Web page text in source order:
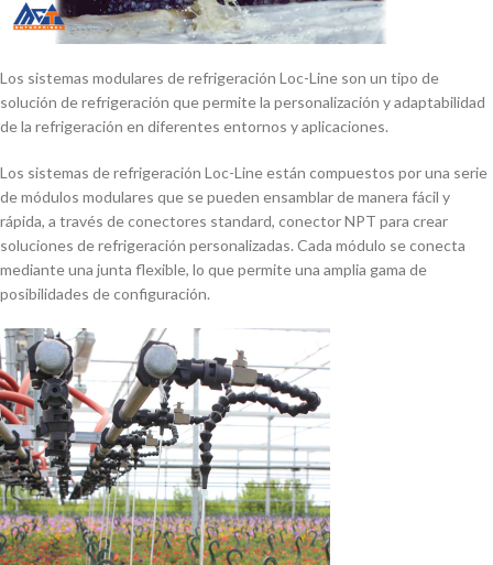
Los sistemas modulares de refrigeración Loc-Line son un tipo de
solución de refrigeración que permite la personalización y adaptabilidad
de la refrigeración en diferentes entornos y aplicaciones.
Los sistemas de refrigeración Loc-Line están compuestos por una serie
de módulos modulares que se pueden ensamblar de manera fácil y
rápida, a través de conectores standard, conector NPT para crear
soluciones de refrigeración personalizadas. Cada módulo se conecta
mediante una junta flexible, lo que permite una amplia gama de
posibilidades de configuración.